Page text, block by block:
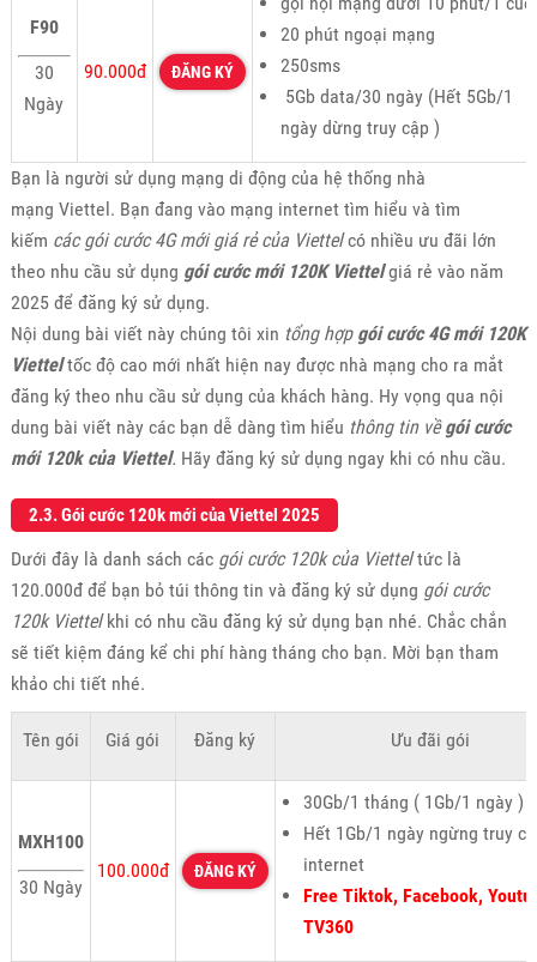
F90
30
Ngày
90.000đ ĐĂNG KÝ
20 phút ngoại mạng
250sms
5Gb data/30 ngày (Hết 5Gb/1
ngày dừng truy cập )
Bạn là người sử dụng mạng di động của hệ thống nhà
mạng Viettel. Bạn đang vào mạng internet tìm hiểu và tìm
kiếm các gói cước 4G mới giá rẻ của Viettelcó nhiều ưu đãi lớn
theo nhu cầu sử dụng gói cước mới 120K Viettelgiá rẻ vào năm
2025 để đăng ký sử dụng.
Nội dung bài viết này chúng tôi xin tổng hợp gói cước 4G mới 120K
Vietteltốc độ cao mới nhất hiện nay được nhà mạng cho ra mắt
đăng ký theo nhu cầu sử dụng của khách hàng. Hy vọng qua nội
dung bài viết này các bạn dễ dàng tìm hiểu thông tin vềgói cước
mới 120k của Viettel. Hãy đăng ký sử dụng ngay khi có nhu cầu.
2.3. Gói cước 120kmới của Viettel 2025
Dưới đây là danh sách các gói cước 120k của Vietteltức là
120.000đ để bạn bỏ túi thông tin và đăng ký sử dụng gói cước
120k Viettelkhi có nhu cầu đăng ký sử dụng bạn nhé. Chắc chắn
sẽ tiết kiệm đáng kể chi phí hàng tháng cho bạn. Mời bạn tham
khảo chi tiết nhé.
Tên gói Giá gói Đăng ký Ưu đãi gói
MXH100
30 Ngày
100.000đ ĐĂNG KÝ
30Gb/1 tháng ( 1Gb/1 ngày )
Hết 1Gb/1 ngày ngừng truy
internet
Free Tiktok, Facebook,
TV360